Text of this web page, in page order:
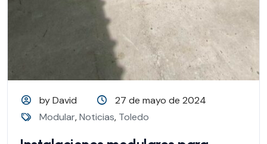
by David
27 de mayo de 2024
Modular,Noticias, Toledo